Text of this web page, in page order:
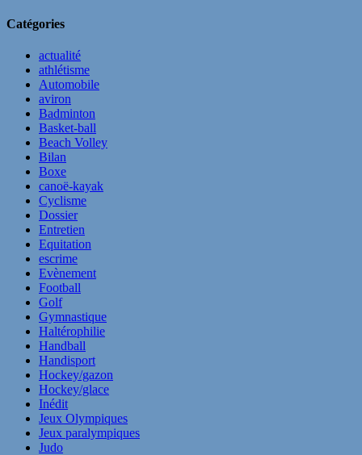
Catégories
actualité
athlétisme
Automobile
aviron
Badminton
Basket-ball
Beach Volley
Bilan
Boxe
canoë-kayak
Cyclisme
Dossier
Entretien
Equitation
escrime
Evènement
Football
Golf
Gymnastique
Haltérophilie
Handball
Handisport
Hockey/gazon
Hockey/glace
Inédit
Jeux Olympiques
Jeux paralympiques
Judo